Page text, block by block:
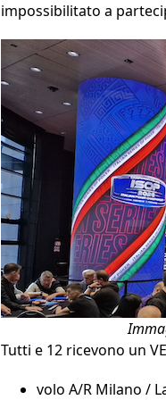
impossibilitato a
Tutti e 12 ricevono un
volo A/R Milano /